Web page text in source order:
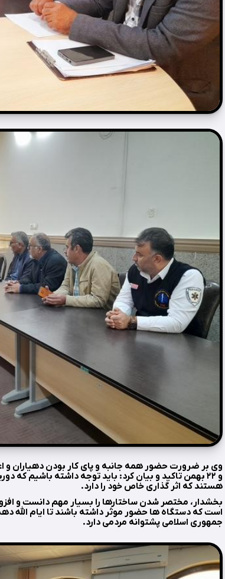
وی بر ضرورت حضور همه جانبه و پای کار بودن دهیاران و
هستند که اثر گذاری خاص خود را دارد.
بخشدار، مختصر شدن ساختارها را بسیار مهم دانست و
است که دستگاه ها حضور موثر داشته باشند تا ایام الله
جمهوری اسلامی پشتوانه مردمی دارد.